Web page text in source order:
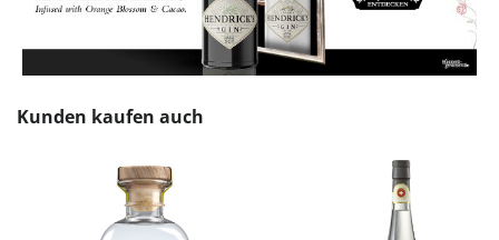
Produktgalerie überspringen
Kunden kaufen auch